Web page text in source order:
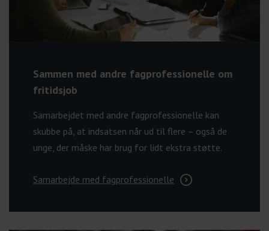
Sammen med andre fagprofessionelle om
fritidsjob
Samarbejdet med andre fagprofessionelle kan
skubbe på, at indsatsen når ud til flere – også de
unge, der måske har brug for lidt ekstra støtte.
Samarbejde med fagprofessionelle